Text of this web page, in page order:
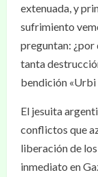
extenuada, y
sufrimiento
preguntan: ¿por
tanta
bendición
El jesuita
conflictos que
liberación de los
inmediato en